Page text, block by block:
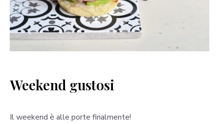
Weekend gustosi
Il weekend è alle porte finalmente!